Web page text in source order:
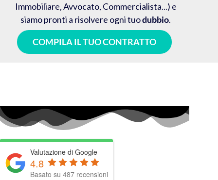
Immobiliare, Avvocato, Commercialista...) e
siamo pronti a risolvere ogni tuodubbio.
COMPILA IL TUO CONTRATTO
Valutazione di Google
4.8
Basato su 487 recensioni